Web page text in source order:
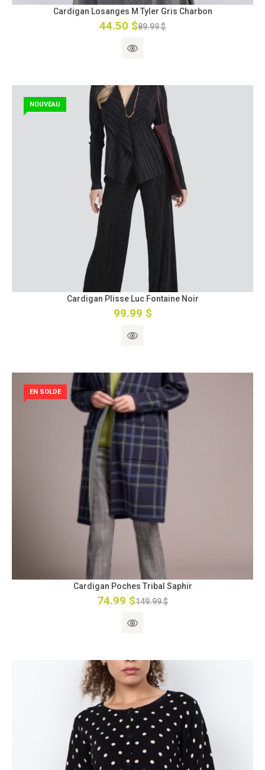
Cardigan Losanges M Tyler Gris Charbon
44.50 $89.99 $
NOUVEAU
Cardigan Plisse Luc Fontaine Noir
99.99 $
EN SOLDE
Cardigan Poches Tribal Saphir
74.99 $149.99 $